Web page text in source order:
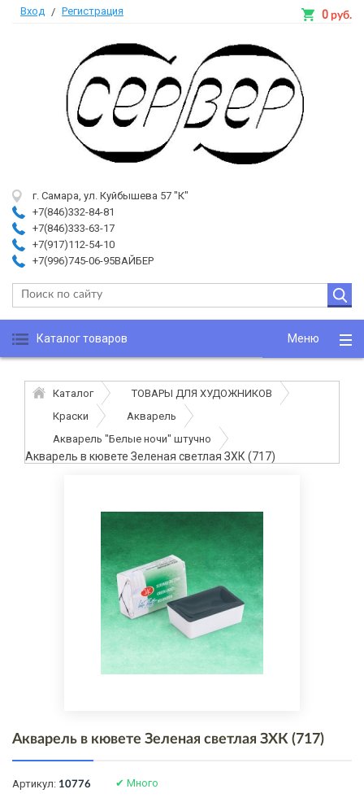
Вход / Регистрация
г. Самара, ул. Куйбышева 57 "К"
+7(846)332-84-81
+7(846)333-63-17
+7(917)112-54-10
+7(996)745-06-95ВАЙБЕР
0 руб.
Каталог товаров Меню
Каталог
ТОВАРЫ ДЛЯ ХУДОЖНИКОВ
Краски
Акварель
Акварель "Белые ночи" штучно
Акварель в кювете Зеленая светлая ЗХК (717)
Акварель в кювете Зеленая светлая ЗХК (717)
Артикул: 10776 ✔ Много